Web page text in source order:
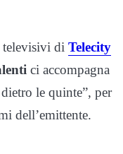
televisivi di Telecity
ci accompagna
le quinte”, per
dell’emittente.